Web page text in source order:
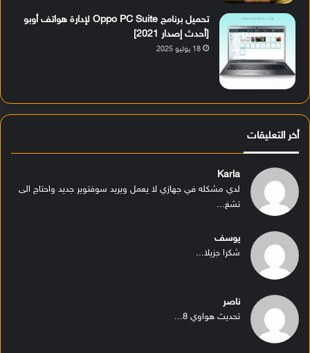
تحميل برنامج Oppo PC Suite لإدارة هواتف أوبو
[أحدث إصدار 2021]
18 يوليو 2025
أخر التعليقات
Karla
لدي مشكله في جهازي لا يعمل ويريد سوفتوير جديد واحتاج الى
تشغ...
يوسف
شكرا جزيلا...
ناصر
تحديث هواوي 8...